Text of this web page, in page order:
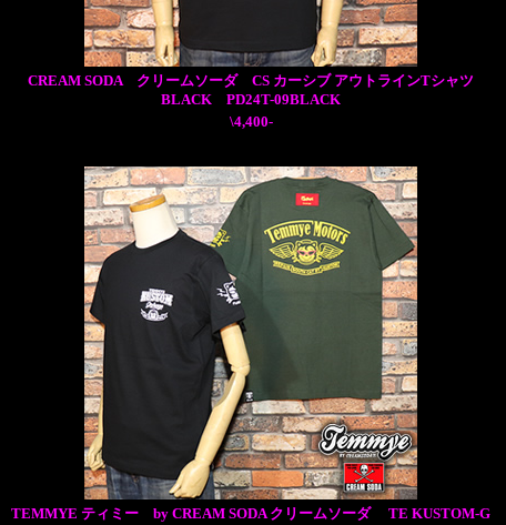
CREAM SODA クリームソーダ CS カーシブ アウトラインTシャツ
BLACK PD24T-09BLACK
\4,400-
TEMMYE ティミー by CREAM SODA クリームソーダ TE KUSTOM-G